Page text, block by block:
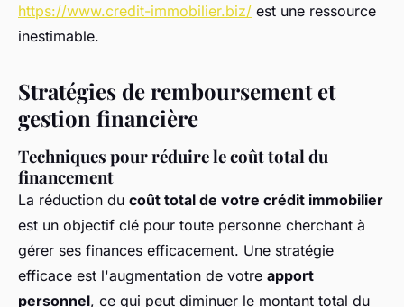
https://www.credit-immobilier.biz/ est une ressource
inestimable.
Stratégies de remboursement et
gestion financière
Techniques pour réduire le coût total du
financement
La réduction du coût total de votre crédit immobilier
est un objectif clé pour toute personne cherchant à
gérer ses finances efficacement. Une stratégie
efficace est l'augmentation de votre apport
personnel, ce qui peut diminuer le montant total du